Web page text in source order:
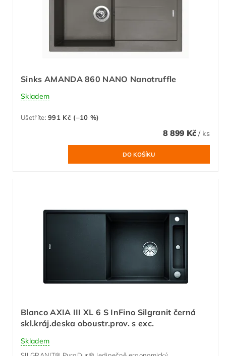
Sinks AMANDA 860 NANO Nanotruffle
Skladem
Ušetříte:991 Kč (–10 %)
8 899 Kč / ks
Blanco AXIA III XL 6 S InFino Silgranit černá
skl.kráj.deska oboustr.prov. s exc.
Skladem